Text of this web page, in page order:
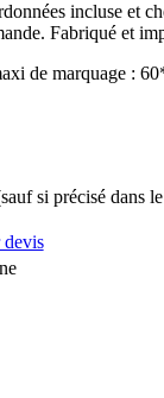
incluse et
Fabriqué et
de marquage :
si précisé dans le
devis